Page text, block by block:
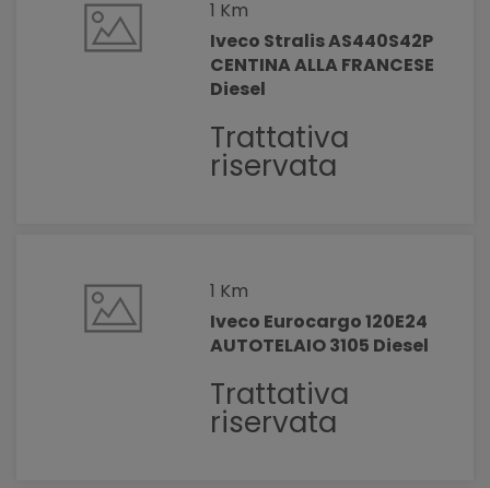
1 Km
Iveco Stralis AS440S42P
CENTINA ALLA FRANCESE
Diesel
Trattativa
riservata
1 Km
Iveco Eurocargo 120E24
AUTOTELAIO 3105 Diesel
Trattativa
riservata